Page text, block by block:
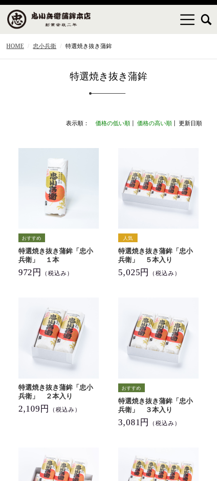
HOME 忠小兵衛 特選焼き抜き蒲鉾
特選焼き抜き蒲鉾
表示順： 価格の低い順 価格の高い順 更新日順
特選焼き抜き蒲鉾「忠小
兵衛」 １本
972円 （税込み）
特選焼き抜き蒲鉾「忠小
兵衛」 ５本入り
5,025円 （税込み）
特選焼き抜き蒲鉾「忠小
兵衛」 ２本入り
2,109円 （税込み）
特選焼き抜き蒲鉾「忠小
兵衛」 ３本入り
3,081円 （税込み）